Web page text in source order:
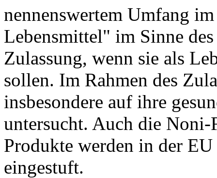
nennenswertem Umfang
Lebensmittel" im Sinne
Zulassung, wenn sie als
sollen. Im Rahmen des
insbesondere auf ihre
untersucht. Auch die Noni-
Produkte werden in der
eingestuft.